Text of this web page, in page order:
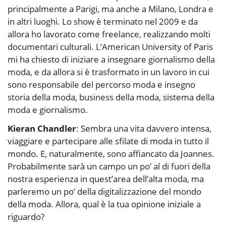
principalmente a Parigi, ma anche a Milano, Londra e
in altri luoghi. Lo show è terminato nel 2009 e da
allora ho lavorato come freelance, realizzando molti
documentari culturali. L’American University of Paris
mi ha chiesto di iniziare a insegnare giornalismo della
moda, e da allora si è trasformato in un lavoro in cui
sono responsabile del percorso moda e insegno
storia della moda, business della moda, sistema della
moda e giornalismo.
Kieran Chandler: Sembra una vita davvero intensa,
viaggiare e partecipare alle sfilate di moda in tutto il
mondo. E, naturalmente, sono affiancato da Joannes.
Probabilmente sarà un campo un po’ al di fuori della
nostra esperienza in quest’area dell’alta moda, ma
parleremo un po’ della digitalizzazione del mondo
della moda. Allora, qual è la tua opinione iniziale a
riguardo?